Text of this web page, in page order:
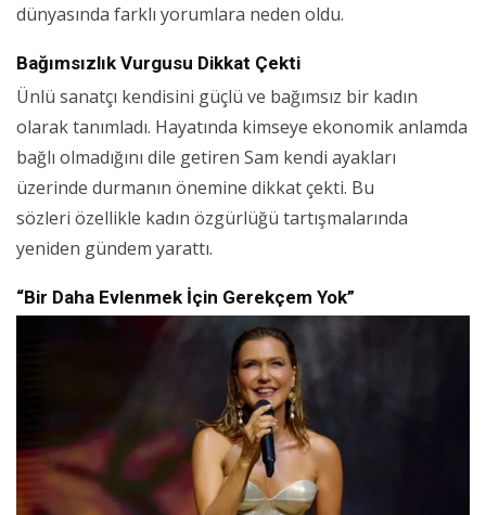
dünyasında farklı yorumlara neden oldu.
Bağımsızlık Vurgusu Dikkat Çekti
Ünlü sanatçı kendisini güçlü ve bağımsız bir kadın
olarak tanımladı. Hayatında kimseye ekonomik anlamda
bağlı olmadığını dile getiren Sam kendi ayakları
üzerinde durmanın önemine dikkat çekti. Bu
sözleri özellikle kadın özgürlüğü tartışmalarında
yeniden gündem yarattı.
“Bir Daha Evlenmek İçin Gerekçem Yok”